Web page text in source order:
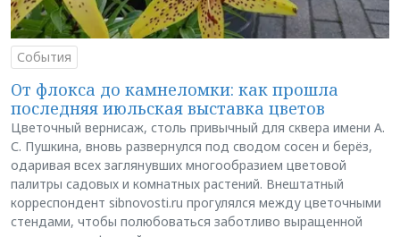
События
От флокса до камнеломки: как прошла
последняя июльская выставка цветов
Цветочный вернисаж, столь привычный для сквера имени А.
С. Пушкина, вновь развернулся под сводом сосен и берёз,
одаривая всех заглянувших многообразием цветовой
палитры садовых и комнатных растений. Внештатный
корреспондент sibnovosti.ru прогулялся между цветочными
стендами, чтобы полюбоваться заботливо выращенной